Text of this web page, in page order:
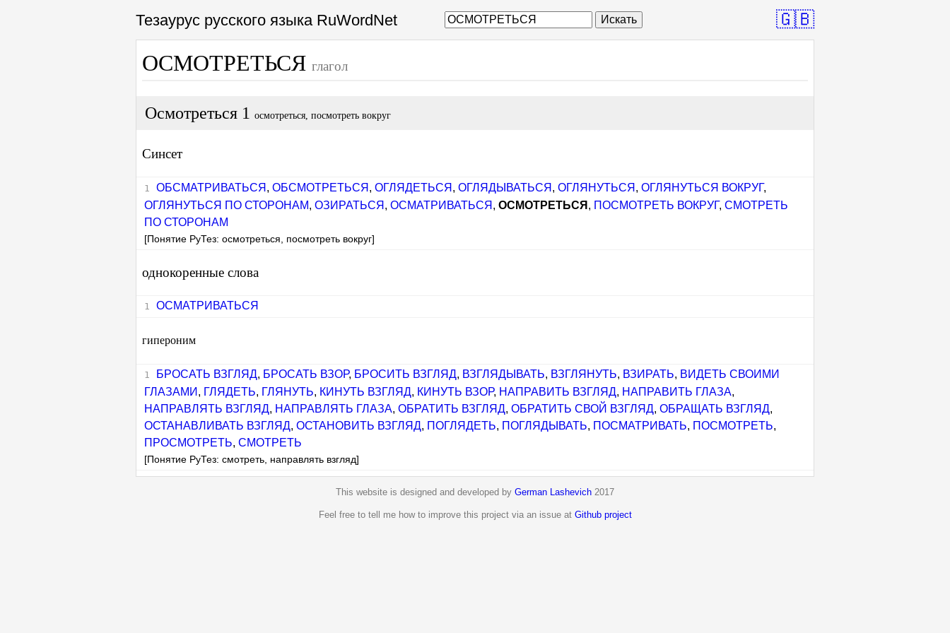
Тезаурус русского языка RuWordNet Искать 🇬🇧
ОСМОТРЕТЬСЯ глагол
Осмотреться 1 осмотреться, посмотреть вокруг
Синсет
ОБСМАТРИВАТЬСЯ , ОБСМОТРЕТЬСЯ , ОГЛЯДЕТЬСЯ , ОГЛЯДЫВАТЬСЯ , ОГЛЯНУТЬСЯ , ОГЛЯНУТЬСЯ ВОКРУГ,
ОГЛЯНУТЬСЯ ПО СТОРОНАМ,ОЗИРАТЬСЯ ,ОСМАТРИВАТЬСЯ ,ОСМОТРЕТЬСЯ , ПОСМОТРЕТЬ ВОКРУГ,СМОТРЕТЬ
ПО СТОРОНАМ
[Понятие РуТез: осмотреться, посмотреть вокруг]
однокоренные слова
ОСМАТРИВАТЬСЯ
гипероним
БРОСАТЬ ВЗГЛЯД, БРОСАТЬ ВЗОР, БРОСИТЬ ВЗГЛЯД, ВЗГЛЯДЫВАТЬ, ВЗГЛЯНУТЬ, ВЗИРАТЬ, ВИДЕТЬ СВОИМИ
ГЛАЗАМИ , ГЛЯДЕТЬ, ГЛЯНУТЬ, КИНУТЬ ВЗГЛЯД, КИНУТЬ ВЗОР, НАПРАВИТЬ ВЗГЛЯД, НАПРАВИТЬ ГЛАЗА,
НАПРАВЛЯТЬ ВЗГЛЯД, НАПРАВЛЯТЬ ГЛАЗА,ОБРАТИТЬ ВЗГЛЯД,ОБРАТИТЬ СВОЙ ВЗГЛЯД,ОБРАЩАТЬ ВЗГЛЯД,
ОСТАНАВЛИВАТЬ ВЗГЛЯД,ОСТАНОВИТЬ ВЗГЛЯД, ПОГЛЯДЕТЬ, ПОГЛЯДЫВАТЬ, ПОСМАТРИВАТЬ, ПОСМОТРЕТЬ,
ПРОСМОТРЕТЬ,СМОТРЕТЬ
[Понятие РуТез: смотреть, направлять взгляд]
This website is designed and developed by German Lashevich 2017
Feel free to tell me how to improve this project via an issue at Github project